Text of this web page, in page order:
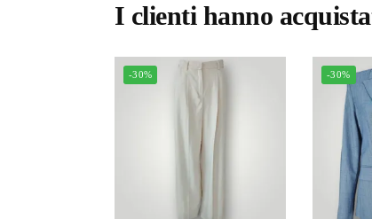
I clienti hanno
-30% -30%